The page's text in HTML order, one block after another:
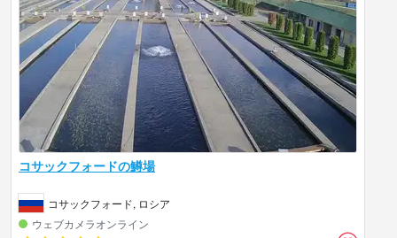
コサックフォードの鱒場
コサックフォード, ロシア
ウェブカメラオンライン